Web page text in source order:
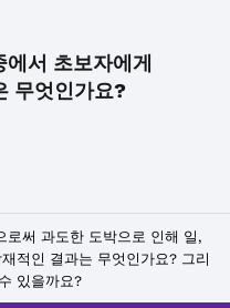
서 초보자에게
무엇인가요?
로써 과도한 도박으로 인해 일,
적인 결과는 무엇인가요? 그리
있을까요?